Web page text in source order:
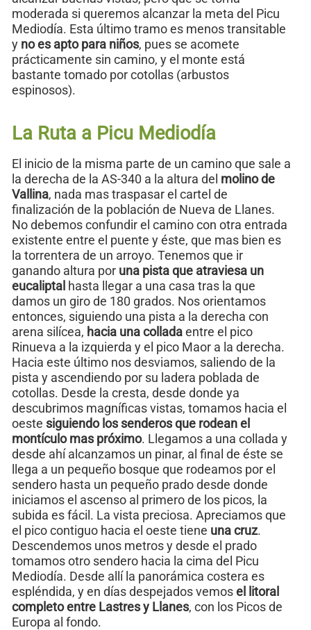
moderada si queremos alcanzar la meta del Picu
Mediodía. Esta último tramo es menos transitable
y no es apto para niños, pues se acomete
prácticamente sin camino, y el monte está
bastante tomado por cotollas (arbustos
espinosos).
La Ruta a Picu Mediodía
El inicio de la misma parte de un camino que sale a
la derecha de la AS-340 a la altura del molino de
Vallina, nada mas traspasar el cartel de
finalización de la población de Nueva de Llanes.
No debemos confundir el camino con otra entrada
existente entre el puente y éste, que mas bien es
la torrentera de un arroyo. Tenemos que ir
ganando altura por una pista que atraviesa un
eucaliptal hasta llegar a una casa tras la que
damos un giro de 180 grados. Nos orientamos
entonces, siguiendo una pista a la derecha con
arena silícea, hacia una colladaentre el pico
Rinueva a la izquierda y el pico Maor a la derecha.
Hacia este último nos desviamos, saliendo de la
pista y ascendiendo por su ladera poblada de
cotollas. Desde la cresta, desde donde ya
descubrimos magníficas vistas, tomamos hacia el
oeste siguiendo los senderos que rodean el
montículo mas próximo. Llegamos a una collada y
desde ahí alcanzamos un pinar, al final de éste se
llega a un pequeño bosque que rodeamos por el
sendero hasta un pequeño prado desde donde
iniciamos el ascenso al primero de los picos, la
subida es fácil. La vista preciosa. Apreciamos que
el pico contiguo hacia el oeste tiene una cruz.
Descendemos unos metros y desde el prado
tomamos otro sendero hacia la cima del Picu
Mediodía. Desde allí la panorámica costera es
espléndida, y en días despejados vemosel litoral
completo entre Lastres y Llanes, con los Picos de
Europa al fondo.